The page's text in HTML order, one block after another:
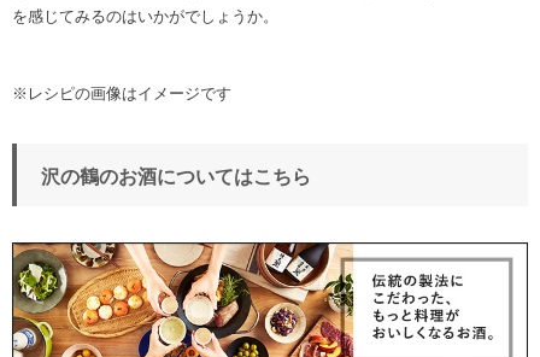
を感じてみるのはいかがでしょうか。
※レシピの画像はイメージです
沢の鶴のお酒についてはこちら